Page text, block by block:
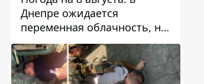
Днепре ожидается
переменная облачность, но
может пойти дождь